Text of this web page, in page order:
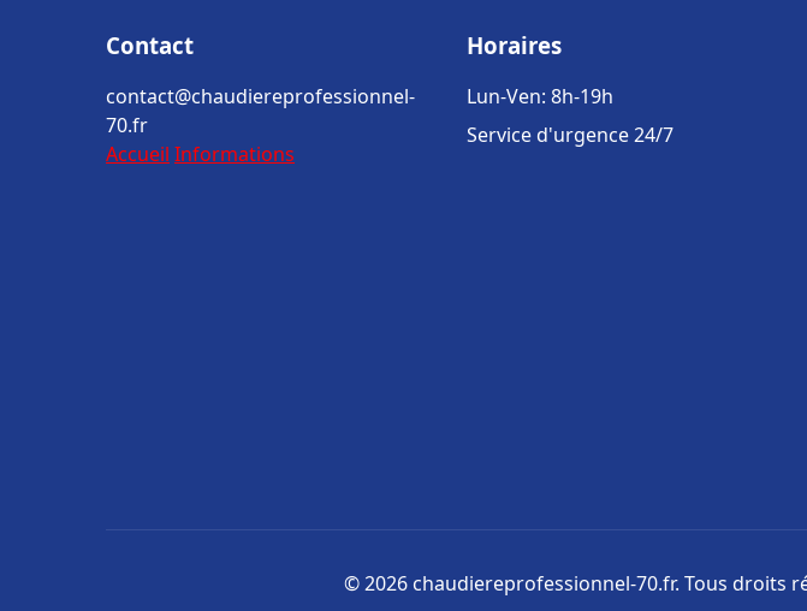
Contact
contact@chaudiereprofessionnel-
70.fr
Accueil Informations
Horaires
Lun-Ven: 8h-19h
Service d'urgence 24/7
© 2026 chaudiereprofessionnel-70.fr. Tous droits